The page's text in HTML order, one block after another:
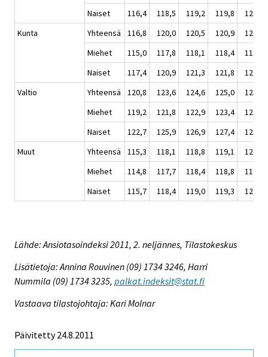
Naiset
116,4 118,5 119,2 119,8
121,1
Kunta
Yhteensä 116,8 120,0 120,5 120,9
121,6
Miehet
115,0 117,8 118,1 118,4
118,9
Naiset
117,4 120,9 121,3 121,8
122,6
Valtio
Yhteensä 120,8 123,6 124,6 125,0
125,8
Miehet
119,2 121,8 122,9 123,4
124,2
Naiset
122,7 125,9 126,9 127,4
128,2
Muut
Yhteensä 115,3 118,1 118,8 119,1
120,0
Miehet
114,8 117,7 118,4 118,8
119,9
Naiset
115,7 118,4 119,0 119,3 120,1
Lähde: Ansiotasoindeksi 2011, 2. neljännes, Tilastokeskus
Lisätietoja: Annina Rouvinen (09) 1734 3246, Harri
Nummila (09) 1734 3235, palkat.indeksit@stat.fi
Vastaava tilastojohtaja: Kari Molnar
Päivitetty 24.8.2011